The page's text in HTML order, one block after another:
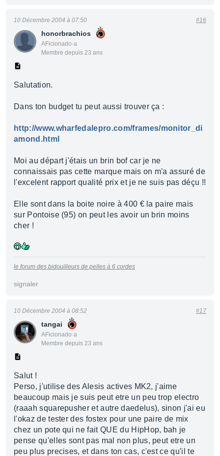
honorbrachios
AFicionado·a
Membre depuis 23 ans
10 Décembre 2004 à 07:50 #16
Salutation.
Dans ton budget tu peut aussi trouver ça :
http://www.wharfedalepro.com/frames/monitor_di
amond.html
Moi au départ j'étais un brin bof car je ne
connaissais pas cette marque mais on m'a assuré de
l'excelent rapport qualité prix et je ne suis pas déçu !!
Elle sont dans la boite noire à 400 € la paire mais
sur Pontoise (95) on peut les avoir un brin moins
cher !
le forum des bidouilleurs de pelles à 6 cordes
signaler
tangai
AFicionado·a
Membre depuis 23 ans
10 Décembre 2004 à 08:52 #17
Salut !
Perso, j'utilise des Alesis actives MK2, j'aime
beaucoup mais je suis peut etre un peu trop electro
(raaah squarepusher et autre daedelus), sinon j'ai eu
l'okaz de tester des fostex pour une paire de mix
chez un pote qui ne fait QUE du HipHop, bah je
pense qu'elles sont pas mal non plus, peut etre un
peu plus precises, et dans ton cas, c'est ce qu'il te